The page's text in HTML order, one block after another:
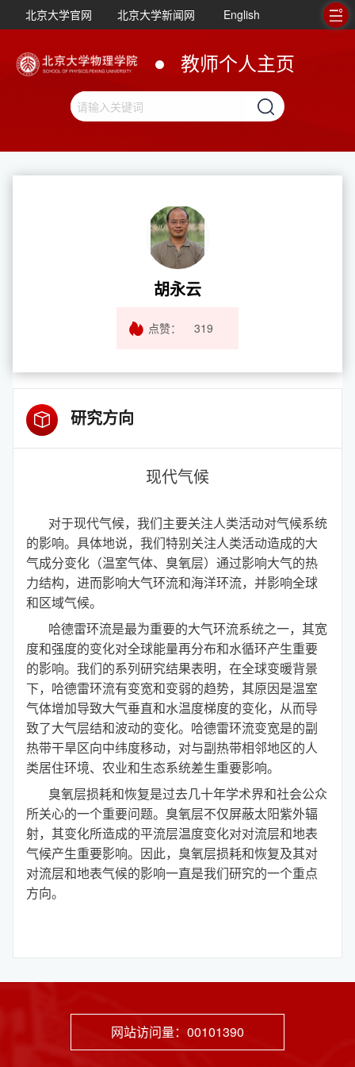
北京大学官网 北京大学新闻网 English
教师个人主页
胡永云
点赞： 319
研究方向
现代气候
对于现代气候，我们主要关注人类活动对气候系统
的影响。具体地说，我们特别关注人类活动造成的大
气成分变化（温室气体、臭氧层）通过影响大气的热
力结构，进而影响大气环流和海洋环流，并影响全球
和区域气候。
哈德雷环流是最为重要的大气环流系统之一，其宽
度和强度的变化对全球能量再分布和水循环产生重要
的影响。我们的系列研究结果表明，在全球变暖背景
下，哈德雷环流有变宽和变弱的趋势，其原因是温室
气体增加导致大气垂直和水温度梯度的变化，从而导
致了大气层结和波动的变化。哈德雷环流变宽是的副
热带干旱区向中纬度移动，对与副热带相邻地区的人
类居住环境、农业和生态系统差生重要影响。
臭氧层损耗和恢复是过去几十年学术界和社会公众
所关心的一个重要问题。臭氧层不仅屏蔽太阳紫外辐
射，其变化所造成的平流层温度变化对对流层和地表
气候产生重要影响。因此，臭氧层损耗和恢复及其对
对流层和地表气候的影响一直是我们研究的一个重点
方向。
网站访问量： 00101390